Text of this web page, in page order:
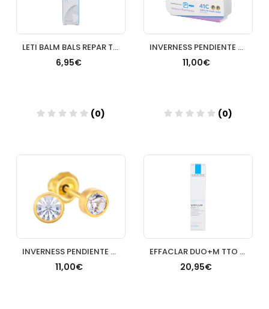
LETI BALM BALS REPAR TUBO 10ML
6,95€
(0)
INVERNESS PENDIENTE 24K 41C SOLITARIO BISEL CRISTAL 3 MM
11,00€
(0)
Añadir
INVERNESS PENDIENTE 24K 591C SOLITARIO BISEL CRISTAL 4 MM
11,00€
EFFACLAR DUO+M TTO CORRECTOR DESINCRUSTANTE LA ROC
20,95€